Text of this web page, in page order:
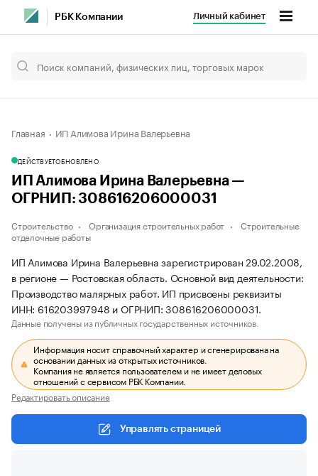
РБК Компании Личный кабинет
Главная ИП Алимова Ирина Валерьевна
ДЕЙСТВУЕТОБНОВЛЕНО
ИП Алимова Ирина Валерьевна —
ОГРНИП: 308616206000031
Строительство Организация строительных работ
Строительные
отделочные работы
ИП Алимова Ирина Валерьевна зарегистрирован 29.02.2008,
в регионе — Ростовская область. Основной вид деятельности:
Производство малярных работ. ИП присвоены реквизиты
ИНН: 616203997948 и ОГРНИП: 308616206000031.
Данные получены из публичных государственных источников.
Информация носит справочный характер и сгенерирована на
основании данных из открытых источников.
Компания не является пользователем и не имеет деловых
отношений с сервисом РБК Компании.
Редактировать описание
Управлять страницей